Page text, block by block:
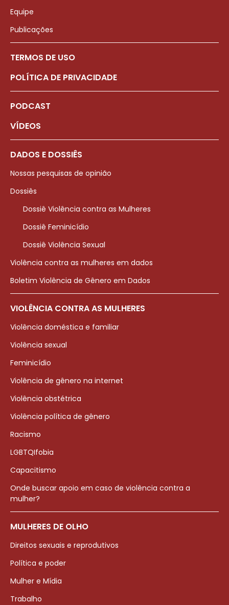
Equipe
Publicações
TERMOS DE USO
POLÍTICA DE PRIVACIDADE
PODCAST
VÍDEOS
DADOS E DOSSIÊS
Nossas pesquisas de opinião
Dossiês
Dossiê Violência contra as Mulheres
Dossiê Feminicídio
Dossiê Violência Sexual
Violência contra as mulheres em dados
Boletim Violência de Gênero em Dados
VIOLÊNCIA CONTRA AS MULHERES
Violência doméstica e familiar
Violência sexual
Feminicídio
Violência de gênero na internet
Violência obstétrica
Violência política de gênero
Racismo
LGBTQIfobia
Capacitismo
Onde buscar apoio em caso de violência contra a
mulher?
MULHERES DE OLHO
Direitos sexuais e reprodutivos
Política e poder
Mulher e Mídia
Trabalho